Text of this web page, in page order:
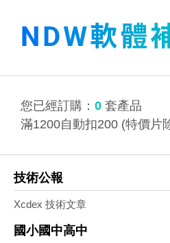
您已經訂購： 0 套產品
滿1200自動扣200 (特價片
技術公報
Xcdex 技術文章
國小國中高中